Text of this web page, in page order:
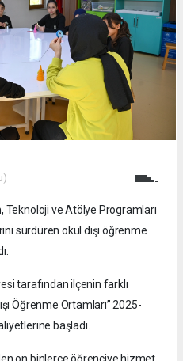
Teknoloji ve Atölye Programları
sürdüren okul dışı öğrenme
tarafından ilçenin farklı
Öğrenme Ortamları” 2025-
başladı.